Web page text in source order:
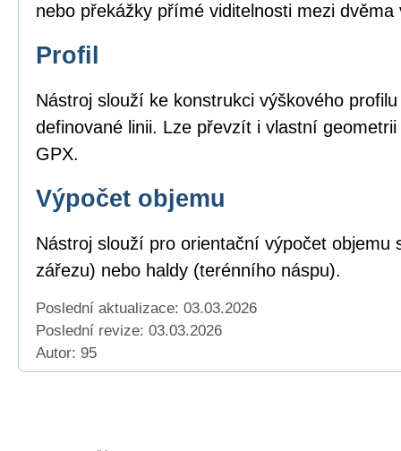
nebo překážky přímé viditelnosti mezi dvěma
Profil
Nástroj slouží ke konstrukci výškového
definované linii. Lze převzít i vlastní
GPX.
Výpočet objemu
Nástroj slouží pro orientační výpočet objemu
zářezu) nebo haldy (terénního náspu).
Poslední aktualizace: 03.03.2026
Poslední revize: 03.03.2026
Autor: 95